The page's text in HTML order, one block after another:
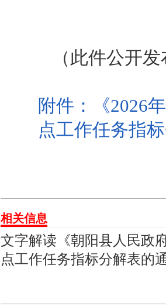
（此件公开
附件：《2026
点工作任务指
相关信息
文字解读《朝阳县人民政
点工作任务指标分解表的